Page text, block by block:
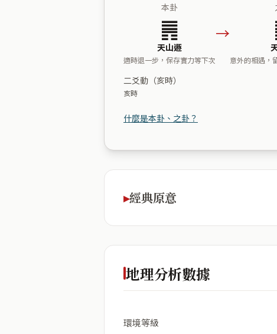
本卦
䷠
天山遯
適時退一步，保存實力等下次
→
意外的相遇，
二爻動（亥時）
亥時
什麼是本卦、之卦？
經典原意
地理分析數據
環境等級